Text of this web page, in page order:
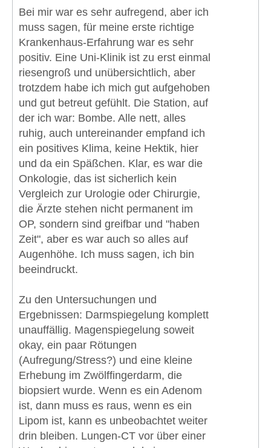
Bei mir war es sehr aufregend, aber ich
muss sagen, für meine erste richtige
Krankenhaus-Erfahrung war es sehr
positiv. Eine Uni-Klinik ist zu erst einmal
riesengroß und unübersichtlich, aber
trotzdem habe ich mich gut aufgehoben
und gut betreut gefühlt. Die Station, auf
der ich war: Bombe. Alle nett, alles
ruhig, auch untereinander empfand ich
ein positives Klima, keine Hektik, hier
und da ein Späßchen. Klar, es war die
Onkologie, das ist sicherlich kein
Vergleich zur Urologie oder Chirurgie,
die Ärzte stehen nicht permanent im
OP, sondern sind greifbar und "haben
Zeit", aber es war auch so alles auf
Augenhöhe. Ich muss sagen, ich bin
beeindruckt.
Zu den Untersuchungen und
Ergebnissen: Darmspiegelung komplett
unauffällig. Magenspiegelung soweit
okay, ein paar Rötungen
(Aufregung/Stress?) und eine kleine
Erhebung im Zwölffingerdarm, die
biopsiert wurde. Wenn es ein Adenom
ist, dann muss es raus, wenn es ein
Lipom ist, kann es unbeobachtet weiter
drin bleiben. Lungen-CT vor über einer